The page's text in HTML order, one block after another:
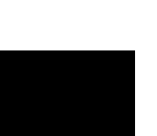
det 102 cm.
kropsfedt